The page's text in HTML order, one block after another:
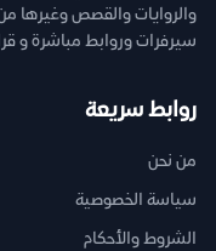
سيرفرات وروابط مباشرة و
روابط سريعة
من نحن
سياسة الخصوصية
الشروط والأحكام